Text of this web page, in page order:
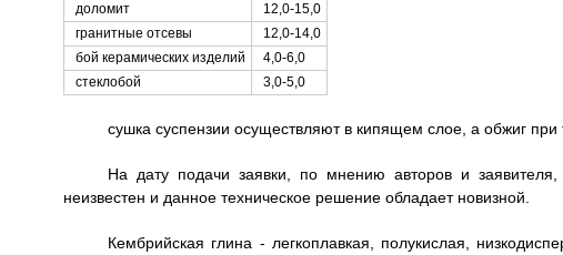
доломит
12,0-15,0
гранитные отсевы
12,0-14,0
бой керамических изделий
4,0-6,0
стеклобой
3,0-5,0
сушка суспензии осуществляют в кипящем слое, а обжиг при
На дату подачи заявки, по мнению авторов и
неизвестен и данное техническое решение обладает новизной.
Кембрийская глина - легкоплавкая, полукислая,